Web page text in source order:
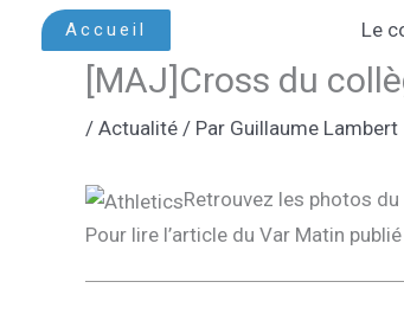
Accueil Le
[MAJ]Cross du
/ Actualité / Par Guillaume Lambert
Retrouvez les photos
Pour lire l’article du Var Matin